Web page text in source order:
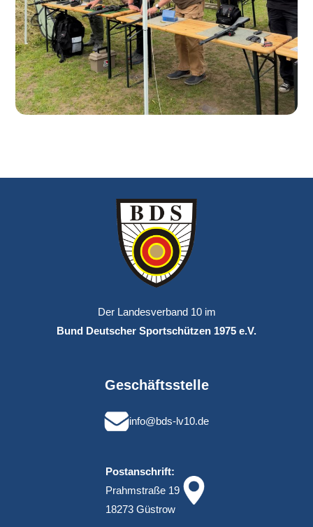
Der Landesverband 10 im
Bund Deutscher Sportschützen 1975 e.V.
Geschäftsstelle
info@bds-lv10.de
Postanschrift:
Prahmstraße 19
18273 Güstrow